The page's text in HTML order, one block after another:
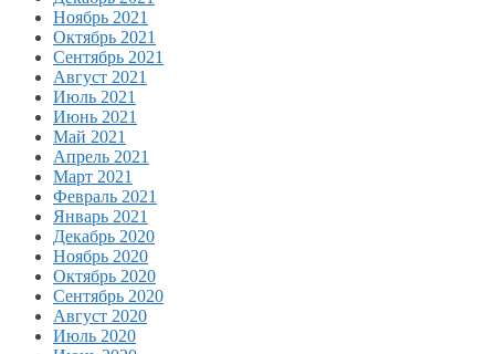
Ноябрь 2021
Октябрь 2021
Сентябрь 2021
Август 2021
Июль 2021
Июнь 2021
Май 2021
Апрель 2021
Март 2021
Февраль 2021
Январь 2021
Декабрь 2020
Ноябрь 2020
Октябрь 2020
Сентябрь 2020
Август 2020
Июль 2020